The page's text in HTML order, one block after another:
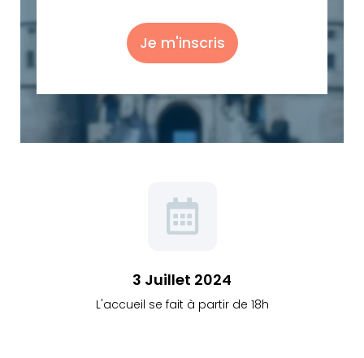
Je m'inscris
3 Juillet 2024
L'accueil se fait à partir de 18h